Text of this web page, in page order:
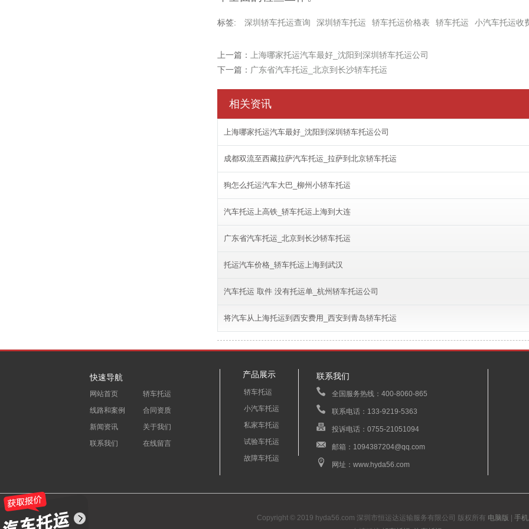
标签: 深圳轿车托运查询 深圳轿车托运 轿车托运价格表 轿车托运 小汽车托运收
上一篇：
上海哪家托运汽车最好_沈阳到深圳轿车托运公司
下一篇： 广东省汽车托运_北京到长沙轿车托运
相关资讯
上海哪家托运汽车最好_沈阳到深圳轿车托运公司
成都双流至西藏拉萨汽车托运_拉萨到北京轿车托运
狗怎么托运汽车大巴_柳州小轿车托运
汽车托运上高铁_轿车托运上海到大连
广东省汽车托运_北京到长沙轿车托运
托运汽车价格_轿车托运上海到武汉
汽车托运 取件 没有托运单_杭州轿车托运公司
将汽车从上海托运到西安费用_西安到青岛轿车托运
快速导航
网站首页
轿车托运
线路和案例
合同资质
新闻资讯
关于我们
联系我们
在线留言
产品展示
轿车托运
小汽车托运
私家车托运
试验车托运
故障车托运
联系我们
全国服务热线：400-8060-865
联系电话：133-9219-5363
投诉电话：0755-21051094
邮箱：1094387204@qq.com
网址：www.hyda56.com
Copyright © 2019 hyda56.com 深圳市恒运达运输服务有限公司 版权所有 电脑版
手